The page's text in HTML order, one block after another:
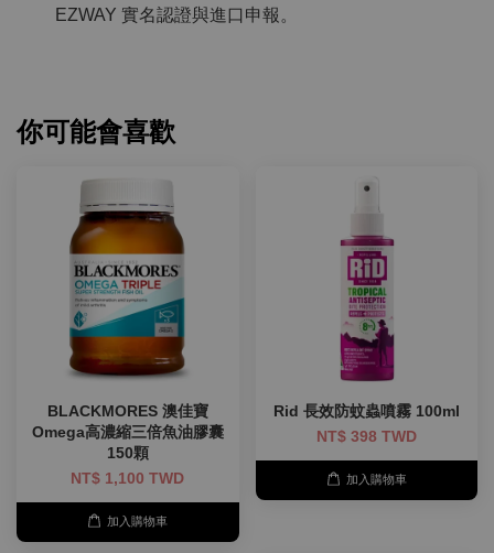
EZWAY 實名認證與進口申報。
你可能會喜歡
BLACKMORES 澳佳寶
Omega高濃縮三倍魚油膠囊
150顆
NT$ 1,100 TWD
加入購物車
Rid 長效防蚊蟲噴霧 100ml
NT$ 398 TWD
加入購物車